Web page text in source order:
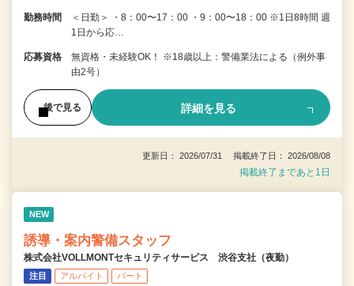
勤務時間
＜日勤＞ ・8：00〜17：00 ・9：00〜18：00 ※1日8時間 週
1日から応…
応募資格
無資格・未経験OK！ ※18歳以上：警備業法による（例外事
由2号）
後で見る 詳細を見る
更新日： 2026/07/31 掲載終了日： 2026/08/08
掲載終了まであと1日
NEW
誘導・案内警備スタッフ
株式会社VOLLMONTセキュリティサービス 渋谷支社（夜勤）
注目 アルバイト パート